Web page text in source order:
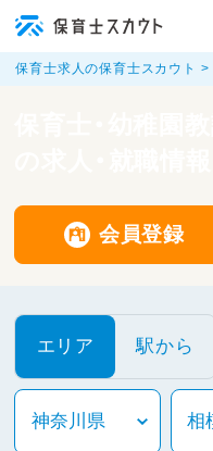
保育士求人の保育士スカウト
会員登録
エリア 駅から